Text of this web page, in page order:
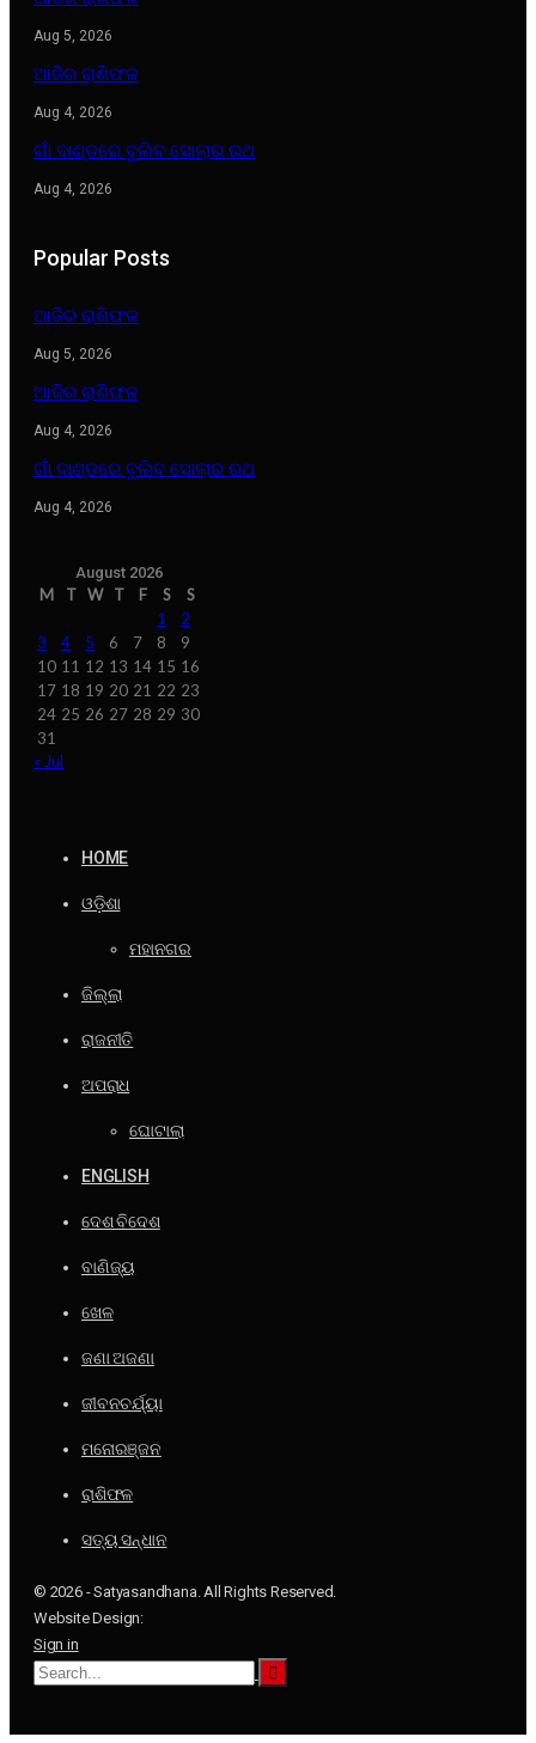
Aug 5, 2026
ଆଜିର ରାଶିଫଳ
Aug 4, 2026
ଗାଁ ଦାଣ୍ଡରେ ବୁଲିବ ସୋଲାର ରଥ
Aug 4, 2026
Popular Posts
ଆଜିର ରାଶିଫଳ
Aug 5, 2026
ଆଜିର ରାଶିଫଳ
Aug 4, 2026
ଗାଁ ଦାଣ୍ଡରେ ବୁଲିବ ସୋଲାର ରଥ
Aug 4, 2026
August 2026
M T W T F S
S
1
2
3
4 5 6 7 8
9
10 11 12 13 14 15 16
17 18 19 20 21 22 23
24 25 26 27 28 29 30
31
« Jul
HOME
ଓଡ଼ିଶା
ମହାନଗର
ଜିଲ୍ଲା
ରାଜନୀତି
ଅପରାଧ
ଘୋଟାଲା
ENGLISH
ଦେଶ ବିଦେଶ
ବାଣିଜ୍ୟ
ଖେଳ
ଜଣା ଅଜଣା
ଜୀବନଚର୍ଯ୍ୟା
ମନୋରଞ୍ଜନ
ରାଶିଫଳ
ସତ୍ୟ ସନ୍ଧାନ
© 2026 - Satyasandhana. All Rights Reserved.
Website Design:
Sign in